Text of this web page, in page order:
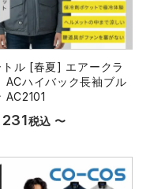
電工
グボーン商事株式会社
トル [春夏] エアークラ
ACハイバック長袖ブル
AC2101
税込 〜